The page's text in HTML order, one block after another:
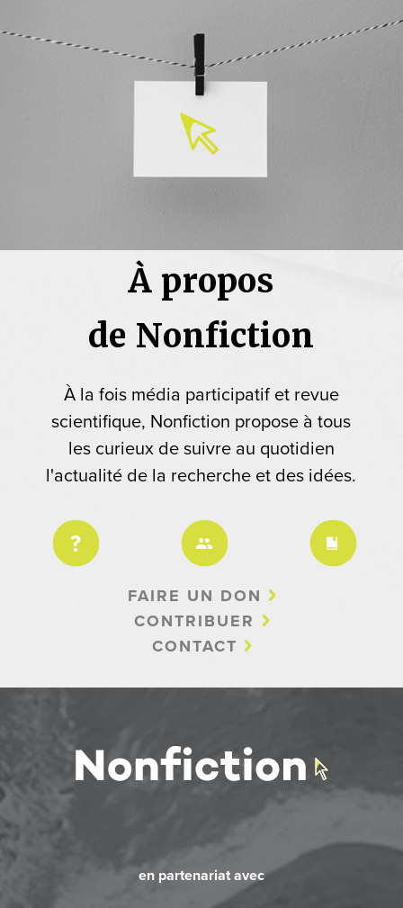
À propos
de Nonfiction
À la fois média participatif et revue
scientifique, Nonfiction propose à tous
les curieux de suivre au quotidien
l'actualité de la recherche et des idées.
FAIRE UN DON
CONTRIBUER
CONTACT
en partenariat avec